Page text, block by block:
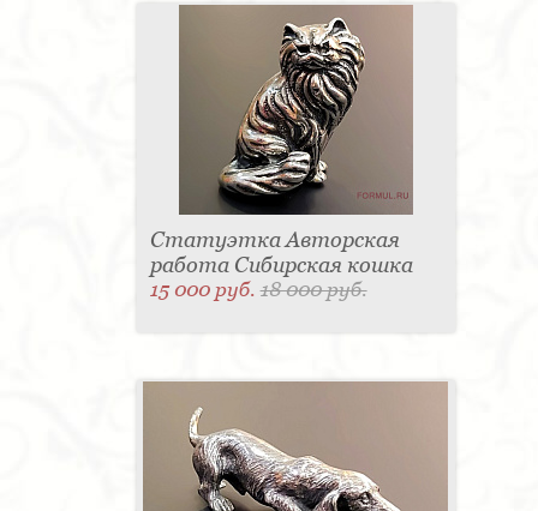
Статуэтка Авторская
работа Сибирская кошка
15 000 руб.18 000 руб.